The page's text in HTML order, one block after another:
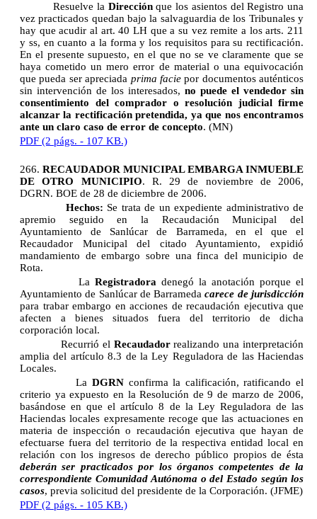
Resuelve la Direcciónque los asientos del Registro una
vez practicados quedan bajo la salvaguardia de los Tribunales y
hay que acudir al art. 40 LH que a su vez remite a los arts. 211
y ss, en cuanto a la forma y los requisitos para su rectificación.
En el presente supuesto, en el que no se ve claramente que se
haya cometido un mero error de material o una equivocación
que pueda ser apreciada prima faciepor documentos auténticos
sin intervención de los interesados, no puede el vendedor sin
consentimiento del comprador o resolución judicial firme
alcanzar la rectificación pretendida, ya que nos encontramos
ante un claro caso de error de concepto. (MN)
PDF (2 págs. - 107 KB.)
266. RECAUDADOR MUNICIPAL EMBARGA INMUEBLE
DE OTRO MUNICIPIO. R. 29 de noviembre de 2006,
DGRN. BOE de 28 de diciembre de 2006.
Hechos: Se trata de un expediente administrativo de
apremio seguido en la Recaudación Municipal del
Ayuntamiento de Sanlúcar de Barrameda, en el que el
Recaudador Municipal del citado Ayuntamiento, expidió
mandamiento de embargo sobre una finca del municipio de
Rota.
LaRegistradora denegó la anotación porque el
Ayuntamiento de Sanlúcar de Barramedacarece de jurisdicción
para trabar embargo en acciones de recaudación ejecutiva que
afecten a bienes situados fuera del territorio de dicha
corporación local.
Recurrió el Recaudadorrealizando una interpretación
amplia del artículo 8.3 de la Ley Reguladora de las Haciendas
Locales.
La DGRNconfirma la calificación, ratificando el
criterio ya expuesto en la Resolución de 9 de marzo de 2006,
basándose en que el artículo 8 de la Ley Reguladora de las
Haciendas locales expresamente recoge que las actuaciones en
materia de inspección o recaudación ejecutiva que hayan de
efectuarse fuera del territorio de la respectiva entidad local en
relación con los ingresos de derecho público propios de ésta
deberán ser practicados por los órganos competentes de la
correspondiente Comunidad Autónoma o del Estado según los
casos, previa solicitud del presidente de la Corporación. (JFME)
PDF (2 págs. - 105 KB.)